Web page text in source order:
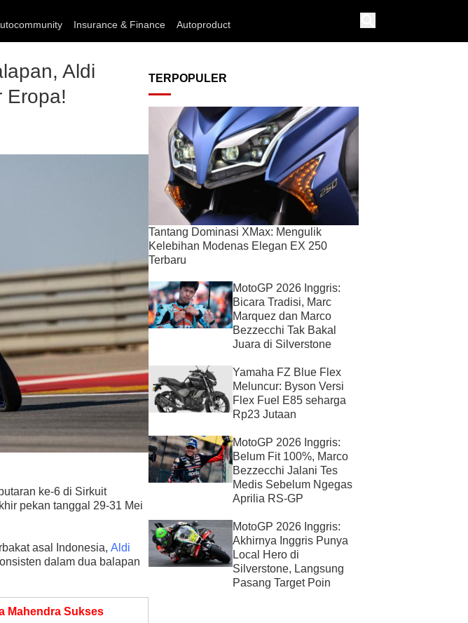
Insurance & Finance Autoproduct
Aldi
Eropa!
ke-6 di Sirkuit
pekan tanggal 29-31 Mei
asal Indonesia, Aldi
dalam dua balapan
Mahendra Sukses
TERPOPULER
Tantang Dominasi XMax: Mengulik
Kelebihan Modenas Elegan EX 250
Terbaru
MotoGP 2026 Inggris:
Bicara Tradisi, Marc
Marquez dan Marco
Bezzecchi Tak Bakal
Juara di Silverstone
Yamaha FZ Blue Flex
Meluncur: Byson Versi
Flex Fuel E85 seharga
Rp23 Jutaan
MotoGP 2026 Inggris:
Belum Fit 100%, Marco
Bezzecchi Jalani Tes
Medis Sebelum Ngegas
Aprilia RS-GP
MotoGP 2026 Inggris:
Akhirnya Inggris Punya
Local Hero di
Silverstone, Langsung
Pasang Target Poin